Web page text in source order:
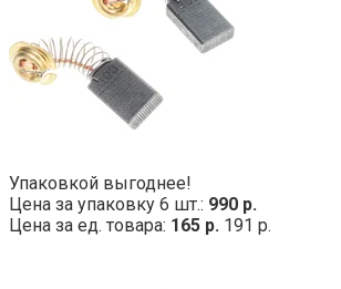
Упаковкой выгоднее!
Цена за упаковку 6 шт.: 990 р.
Цена за ед. товара: 165 р. 191 р.